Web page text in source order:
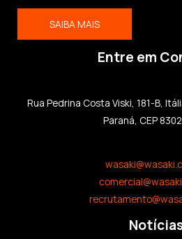
SAIBA MAIS
Entre em
Rua Pedrina Costa Viski, 181-B,
Paraná, CEP